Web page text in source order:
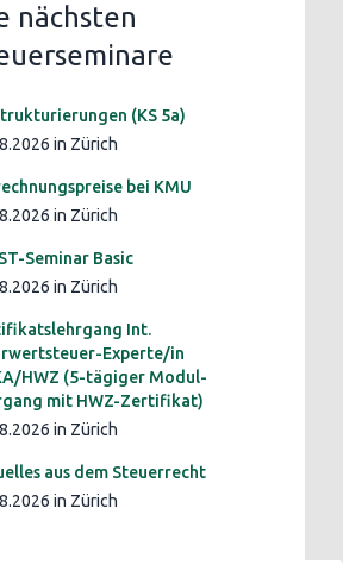
nächsten
(KS 5a)
in Zürich
bei KMU
in Zürich
Seminar Basic
in Zürich
Int.
Experte/in
HWZ (5-tägiger Modul-
mit HWZ-Zertifikat)
in Zürich
aus dem Steuerrecht
in Zürich